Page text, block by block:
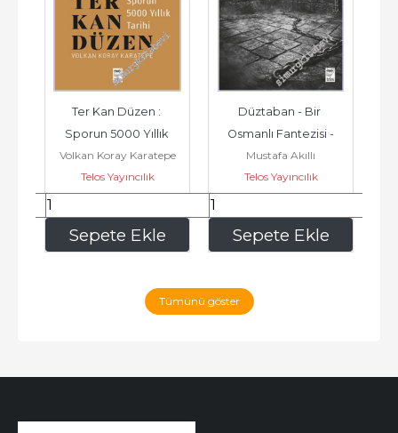
Sepete Ekle
Ter Kan Düzen :
Sporun 5000 Yıllık
Tarihi -
Volkan Koray Karatepe
Telos Yayıncılık
336,00 Sepete Ekle
Düztaban - Bir
Osmanlı Fantezisi -
Mustafa Akıllı
Telos Yayıncılık
280,00
Tümünü göster